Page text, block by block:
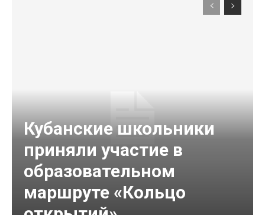
Кубанские школьники
приняли участие в
образовательном
маршруте «Кольцо